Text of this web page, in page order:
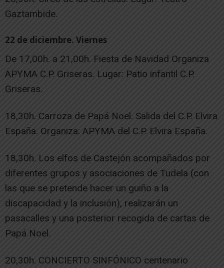
Gaztambide.
22 de diciembre. Viernes
De 17,00h. a 21,00h. Fiesta de Navidad Organiza
APYMA C.P. Griseras. Lugar: Patio infantil C.P.
Griseras.
18,30h. Carroza de Papá Noel. Salida del C.P. Elvira
España. Organiza: APYMA del C.P. Elvira España.
18,30h. Los elfos de Castejón acompañados por
diferentes grupos y asociaciones de Tudela (con
las que se pretende hacer un guiño a la
discapacidad y la inclusión), realizarán un
pasacalles y una posterior recogida de cartas de
Papá Noel.
20,30h. CONCIERTO SINFÓNICO centenario